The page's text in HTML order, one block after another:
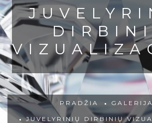
PRADŽIA
JUVELYRINIŲ DIRBINIŲ